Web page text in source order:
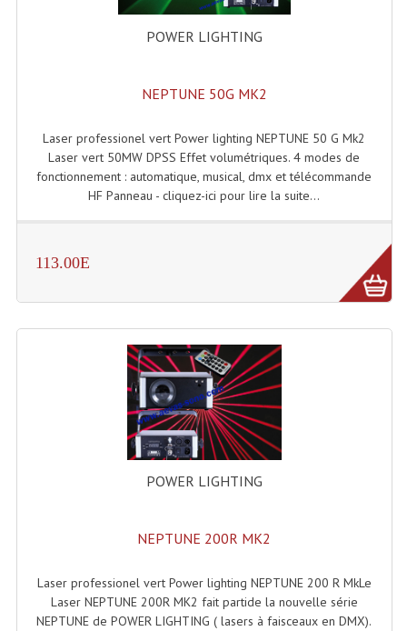
Accessoires Micro, Pieds De Régie
Diamants
Selecteurs Audio Vidéo
Amplificateurs
Egaliseur Egaliseurs
Enceintes Et Caissons Basses
Packs Sono
Enceintes Passives Sono
Retours De Scène
Caisson De Basse Amplifié
POWER LIGHTING
NEPTUNE 50G MK2
Laser professionel vert Power lighting NEPTUNE 50 G Mk2
Laser vert 50MW DPSS Effet volumétriques. 4 modes de
fonctionnement : automatique, musical, dmx et télécommande
HF Panneau - cliquez-ici pour lire la suite...
113.00E
POWER LIGHTING
NEPTUNE 200R MK2
Laser professionel vert Power lighting NEPTUNE 200 R MkLe
Laser NEPTUNE 200R MK2 fait partide la nouvelle série
NEPTUNE de POWER LIGHTING ( lasers à faisceaux en DMX).